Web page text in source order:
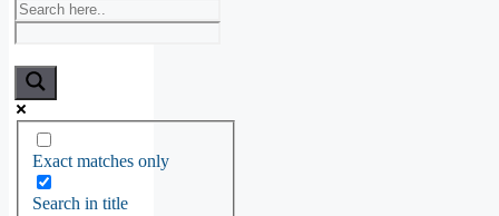
Exact matches only
Search in title